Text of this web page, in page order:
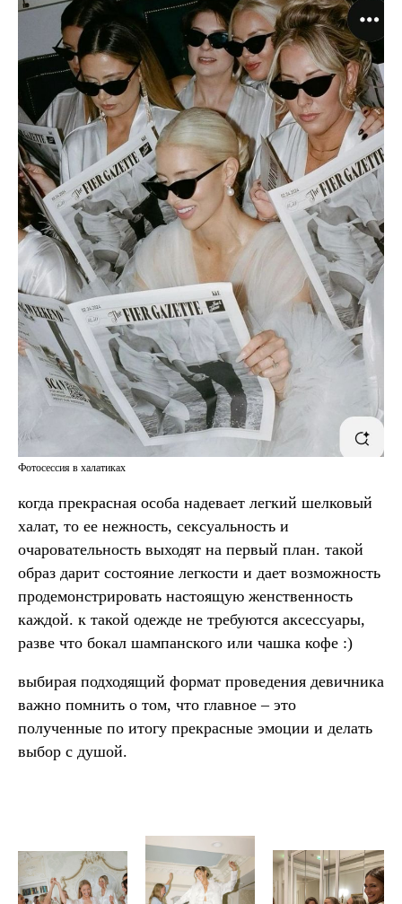
Фотосессия в халатиках
когда прекрасная особа надевает легкий шелковый
халат, то ее нежность, сексуальность и
очаровательность выходят на первый план. такой
образ дарит состояние легкости и дает возможность
продемонстрировать настоящую женственность
каждой. к такой одежде не требуются аксессуары,
разве что бокал шампанского или чашка кофе :)
выбирая подходящий формат проведения девичника
важно помнить о том, что главное – это
полученные по итогу прекрасные эмоции и делать
выбор с душой.